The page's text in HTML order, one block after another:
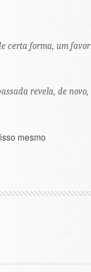
certa forma, um favor
revela, de novo,
mesmo